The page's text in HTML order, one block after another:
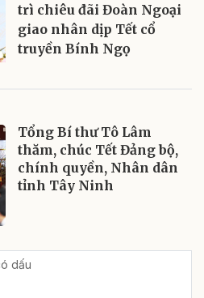
trì chiêu đãi Đoàn Ngoại
giao nhân dịp Tết cổ
truyền Bính Ngọ
Tổng Bí thư Tô Lâm
thăm, chúc Tết Đảng bộ,
chính quyền, Nhân dân
tỉnh Tây Ninh